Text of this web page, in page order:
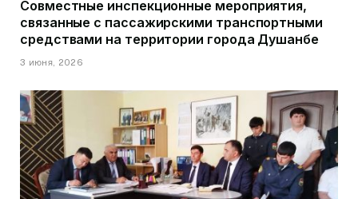
Совместные инспекционные мероприятия,
связанные с пассажирскими транспортными
средствами на территории города Душанбе
3 июня, 2026